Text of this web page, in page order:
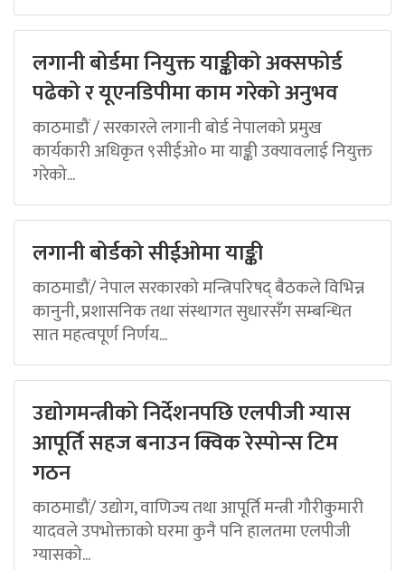
लगानी बोर्डमा नियुक्त याङ्कीको अक्सफोर्ड
पढेको र यूएनडिपीमा काम गरेको अनुभव
काठमाडौं / सरकारले लगानी बोर्ड नेपालको प्रमुख
कार्यकारी अधिकृत ९सीईओ० मा याङ्की उक्यावलाई नियुक्त
गरेको...
लगानी बोर्डको सीईओमा याङ्की
काठमाडौं/ नेपाल सरकारको मन्त्रिपरिषद् बैठकले विभिन्न
कानुनी, प्रशासनिक तथा संस्थागत सुधारसँग सम्बन्धित
सात महत्वपूर्ण निर्णय...
उद्योगमन्त्रीको निर्देशनपछि एलपीजी ग्यास
आपूर्ति सहज बनाउन क्विक रेस्पोन्स टिम
गठन
काठमाडौं/ उद्योग, वाणिज्य तथा आपूर्ति मन्त्री गौरीकुमारी
यादवले उपभोक्ताको घरमा कुनै पनि हालतमा एलपीजी
ग्यासको...